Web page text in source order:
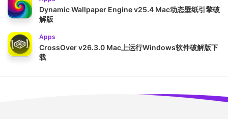
Dynamic Wallpaper Engine v25.4 Mac动态壁纸引擎破
解版
Apps
CrossOver v26.3.0 Mac上运行Windows软件破解版下
载